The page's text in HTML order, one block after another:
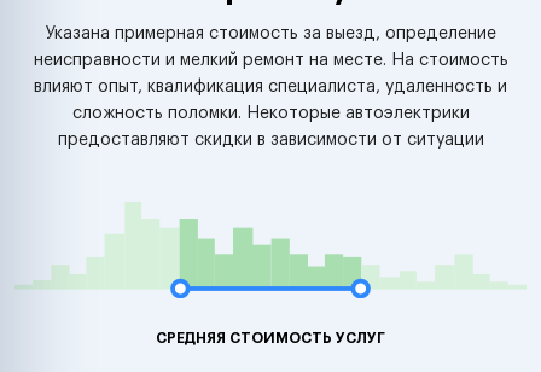
Указана примерная стоимость за выезд, определение
неисправности и мелкий ремонт на месте. На стоимость
влияют опыт, квалификация специалиста, удаленность и
сложность поломки. Некоторые автоэлектрики
предоставляют скидки в зависимости от ситуации
СРЕДНЯЯ СТОИМОСТЬ УСЛУГ